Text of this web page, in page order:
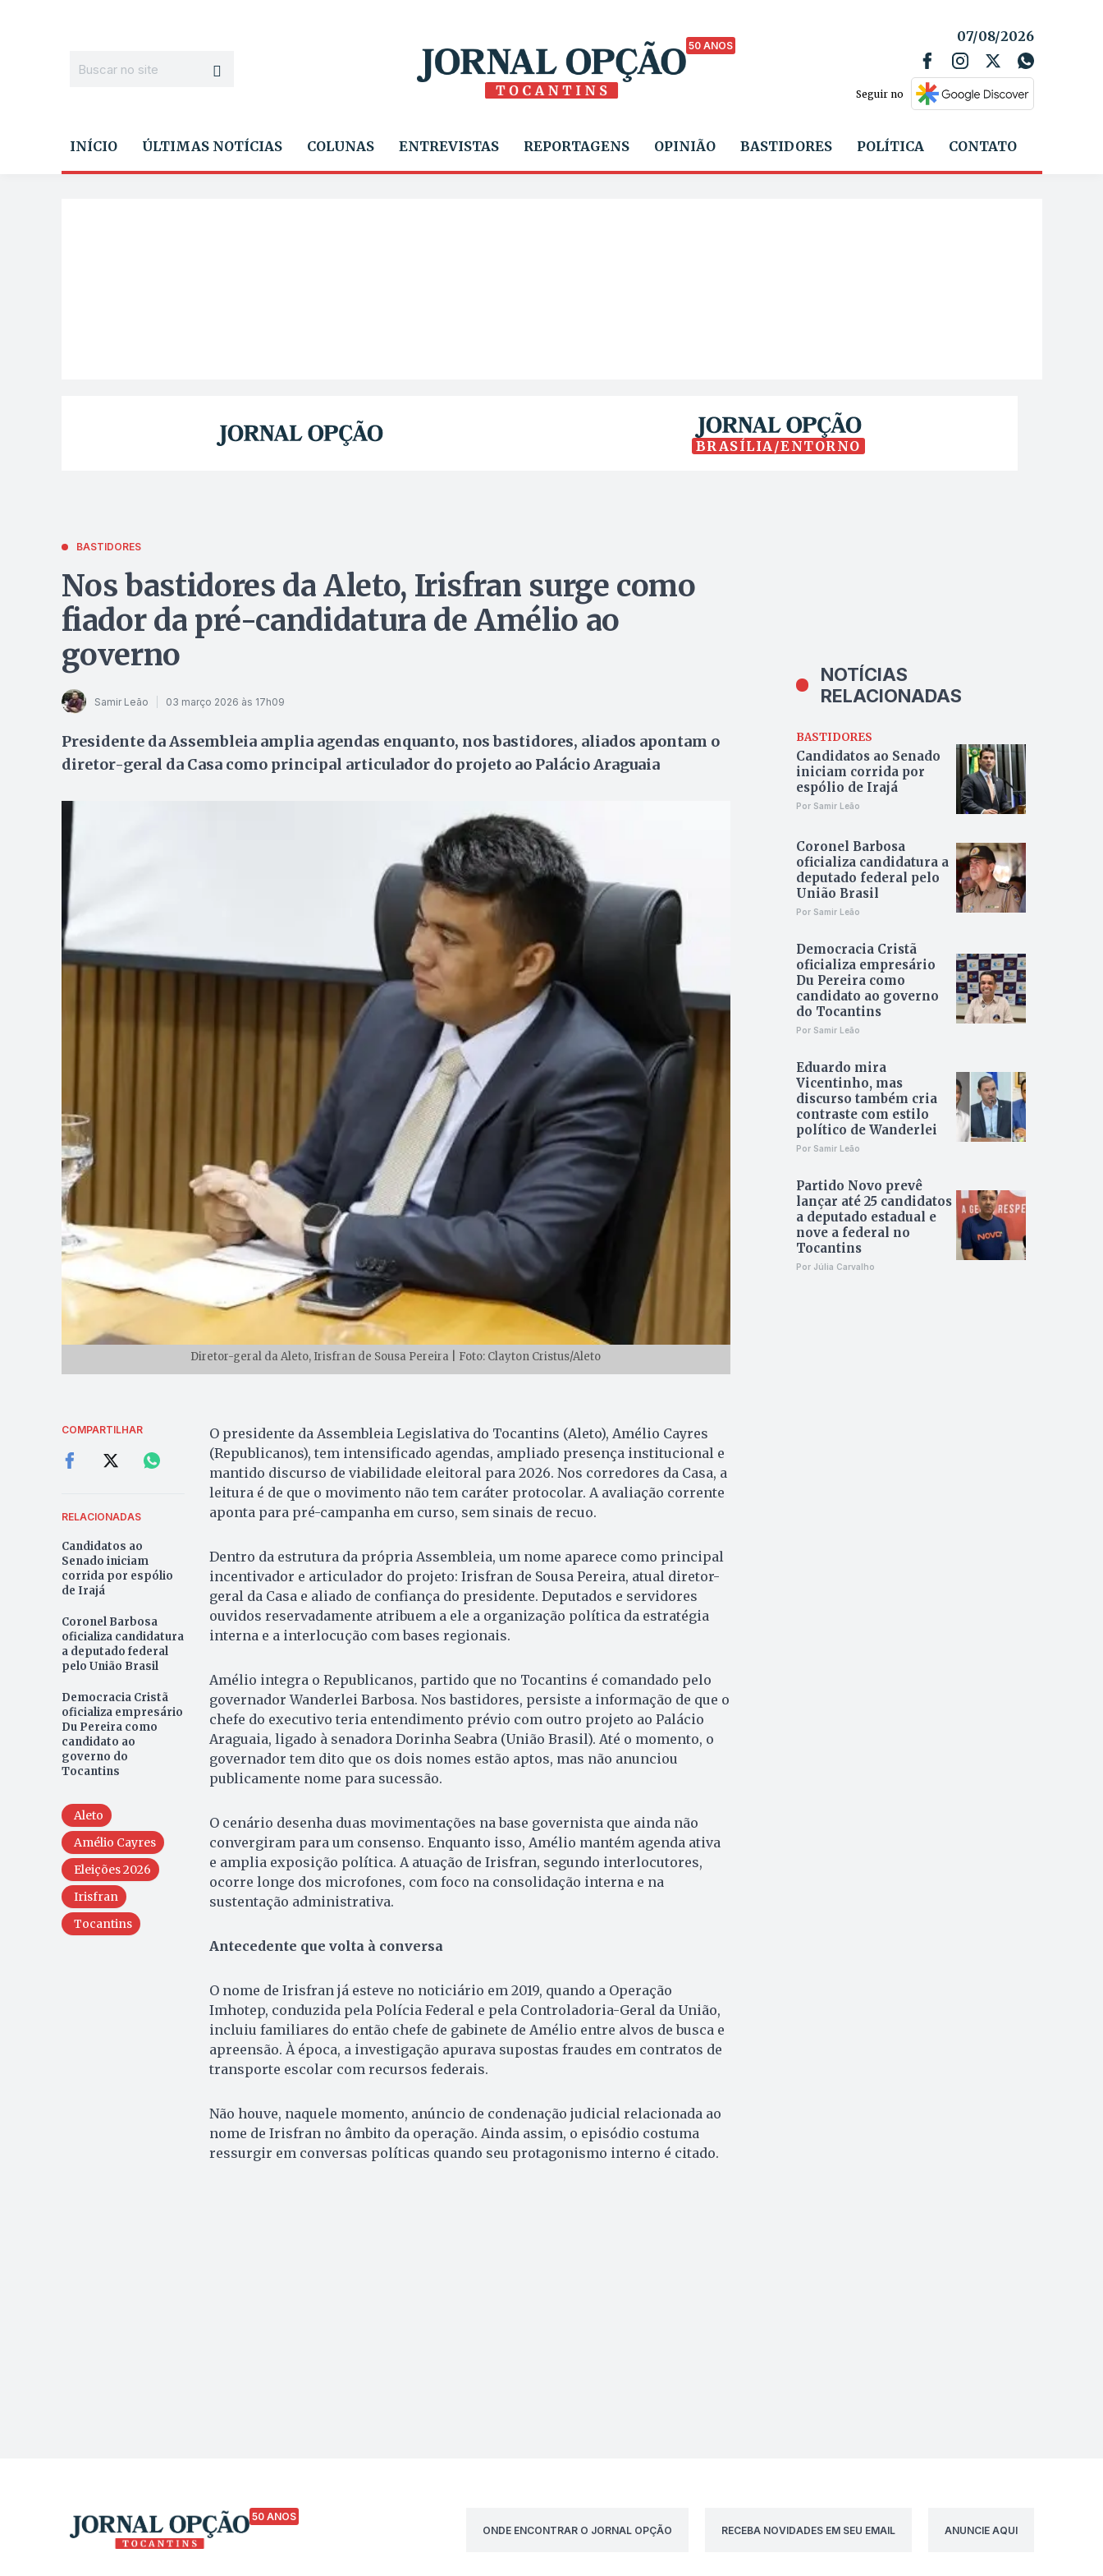
50 ANOS
07/08/2026
Seguir no
INÍCIO ÚLTIMAS NOTÍCIAS COLUNAS ENTREVISTAS REPORTAGENS OPINIÃO BASTIDORES POLÍTICA CONTATO
BRASÍLIA/ENTORNO
BASTIDORES
Nos bastidores da Aleto, Irisfran surge como
fiador da pré-candidatura de Amélio ao
governo
Samir Leão 03 março 2026 às 17h09
Presidente da Assembleia amplia agendas enquanto, nos bastidores, aliados apontam o
diretor-geral da Casa como principal articulador do projeto ao Palácio Araguaia
Diretor-geral da Aleto, Irisfran de Sousa Pereira | Foto: Clayton Cristus/Aleto
COMPARTILHAR
RELACIONADAS
Candidatos ao
Senado iniciam
corrida por espólio
de Irajá
Coronel Barbosa
oficializa candidatura
a deputado federal
pelo União Brasil
Democracia Cristã
oficializa empresário
Du Pereira como
candidato ao
governo do
Tocantins
Aleto
Amélio Cayres
Eleições 2026
Irisfran
Tocantins
O presidente da Assembleia Legislativa do Tocantins (Aleto), Amélio Cayres
(Republicanos), tem intensificado agendas, ampliado presença institucional e
mantido discurso de viabilidade eleitoral para 2026. Nos corredores da Casa, a
leitura é de que o movimento não tem caráter protocolar. A avaliação corrente
aponta para pré-campanha em curso, sem sinais de recuo.
Dentro da estrutura da própria Assembleia, um nome aparece como principal
incentivador e articulador do projeto: Irisfran de Sousa Pereira, atual diretor-
geral da Casa e aliado de confiança do presidente. Deputados e servidores
ouvidos reservadamente atribuem a ele a organização política da estratégia
interna e a interlocução com bases regionais.
Amélio integra o Republicanos, partido que no Tocantins é comandado pelo
governador Wanderlei Barbosa. Nos bastidores, persiste a informação de que o
chefe do executivo teria entendimento prévio com outro projeto ao Palácio
Araguaia, ligado à senadora Dorinha Seabra (União Brasil). Até o momento, o
governador tem dito que os dois nomes estão aptos, mas não anunciou
publicamente nome para sucessão.
O cenário desenha duas movimentações na base governista que ainda não
convergiram para um consenso. Enquanto isso, Amélio mantém agenda ativa
e amplia exposição política. A atuação de Irisfran, segundo interlocutores,
ocorre longe dos microfones, com foco na consolidação interna e na
sustentação administrativa.
Antecedente que volta à conversa
O nome de Irisfran já esteve no noticiário em 2019, quando a Operação
Imhotep, conduzida pela Polícia Federal e pela Controladoria-Geral da União,
incluiu familiares do então chefe de gabinete de Amélio entre alvos de busca e
apreensão. À época, a investigação apurava supostas fraudes em contratos de
transporte escolar com recursos federais.
Não houve, naquele momento, anúncio de condenação judicial relacionada ao
nome de Irisfran no âmbito da operação. Ainda assim, o episódio costuma
ressurgir em conversas políticas quando seu protagonismo interno é citado.
NOTÍCIAS
RELACIONADAS
BASTIDORES
Candidatos ao Senado
iniciam corrida por
espólio de Irajá
Por Samir Leão
Coronel Barbosa
oficializa candidatura a
deputado federal pelo
União Brasil
Por Samir Leão
Democracia Cristã
oficializa empresário
Du Pereira como
candidato ao governo
do Tocantins
Por Samir Leão
Eduardo mira
Vicentinho, mas
discurso também cria
contraste com estilo
político de Wanderlei
Por Samir Leão
Partido Novo prevê
lançar até 25 candidatos
a deputado estadual e
nove a federal no
Tocantins
Por Júlia Carvalho
50 ANOS
ONDE ENCONTRAR O JORNAL OPÇÃO
RECEBA NOVIDADES EM SEU EMAIL ANUNCIE AQUI